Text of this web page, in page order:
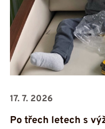
17. 7. 2026
Po třech letech s